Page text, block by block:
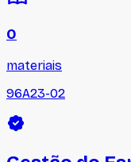
0
materiais
96A23-02